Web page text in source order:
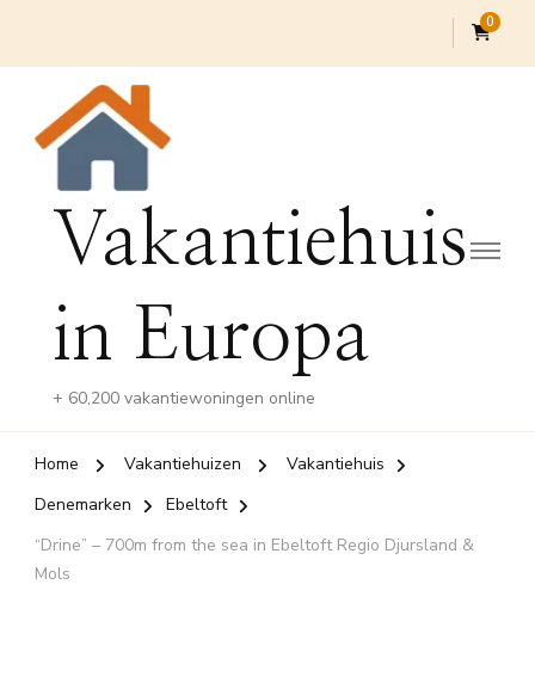
0
Vakantiehuis
in Europa
+ 60,200 vakantiewoningen online
Home Vakantiehuizen
Vakantiehuis
Denemarken
Ebeltoft
“Drine” – 700m from the sea in Ebeltoft Regio Djursland &
Mols